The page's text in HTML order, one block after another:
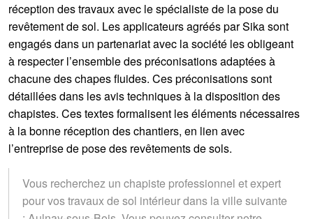
réception des travaux avec le spécialiste de la pose du
revêtement de sol. Les applicateurs agréés par Sika sont
engagés dans un partenariat avec la société les obligeant
à respecter l’ensemble des préconisations adaptées à
chacune des chapes fluides. Ces préconisations sont
détaillées dans les avis techniques à la disposition des
chapistes. Ces textes formalisent les éléments nécessaires
à la bonne réception des chantiers, en lien avec
l’entreprise de pose des revêtements de sols.
Vous recherchez un chapiste professionnel et expert
pour vos travaux de sol intérieur dans la ville suivante